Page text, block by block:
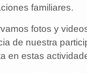
familiares.
fotos y
de nuestra
en estas